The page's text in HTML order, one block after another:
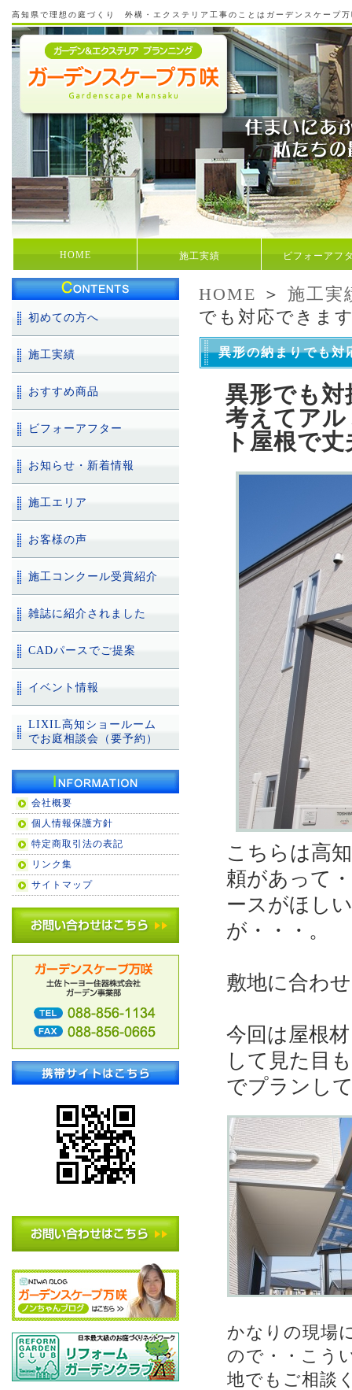
高知県で理想の庭づくり 外構・エクステリア工事のことはガーデンスケープ
HOME 施工実績 ビフォーアフ
HOME ＞ 施工実
でも対応できま
異形の納まりでも
異形でも
考えてア
ト屋根で
こちらは高
頼があって
ースがほし
が・・・。
敷地に合わ
今回は屋根
して見た目
でプランし
かなりの現場
ので・・こう
地でもご相談
初めての方へ
施工実績
おすすめ商品
ビフォーアフター
お知らせ・新着情報
施工エリア
お客様の声
施工コンクール受賞紹介
雑誌に紹介されました
CADパースでご提案
イベント情報
LIXIL高知ショールーム
でお庭相談会（要予約）
会社概要
個人情報保護方針
特定商取引法の表記
リンク集
サイトマップ